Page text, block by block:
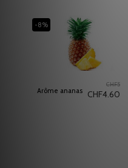
-8%
Arôme ananas
CHF5
CHF4.60